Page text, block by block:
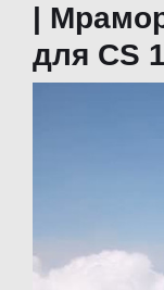
|
для CS